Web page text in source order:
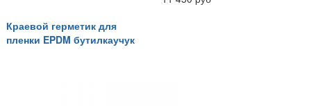
Краевой герметик для
пленки EPDM бутилкаучук